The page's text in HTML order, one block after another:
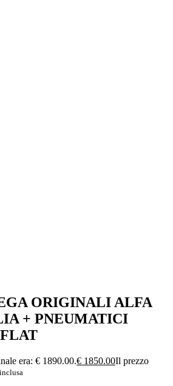
ORIGINALI ALFA
+ PNEUMATICI
era: € 1890.00.€ 1850.00Il prezzo